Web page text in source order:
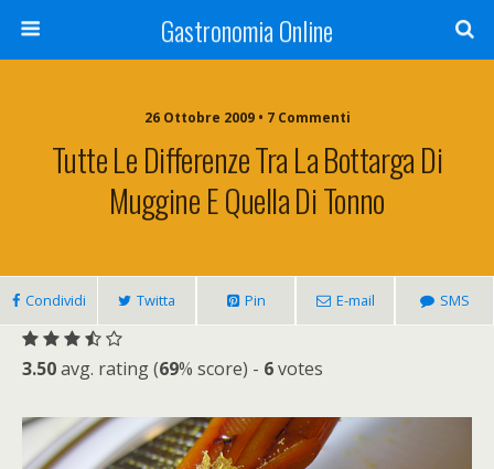
Gastronomia Online
26 Ottobre 2009 • 7 Commenti
Tutte Le Differenze Tra La Bottarga Di
Muggine E Quella Di Tonno
Condividi Twitta Pin E-mail SMS
3.50avg. rating (69% score) - 6votes